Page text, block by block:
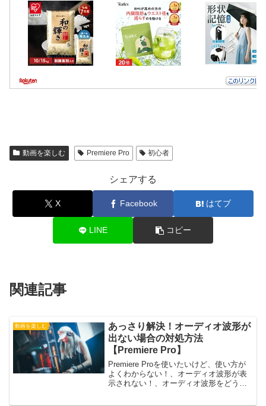
動画を楽しむ Premiere Pro 初心者
シェアする
X Facebook はてブ
LINE コピー
関連記事
動画を楽しむ
あっさり解決！オーディオ波形が
出ない場合の対処方法
【Premiere Pro】
Premiere Proを使いたいけど、使い方が
よくわからない！、オーディオ波形が表
示されない！、オーディオ波形をどうや